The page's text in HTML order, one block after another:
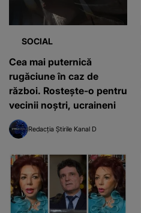
SOCIAL
Cea mai puternică
rugăciune în caz de
război. Rostește-o pentru
vecinii noștri, ucraineni
Redacția Știrile Kanal D